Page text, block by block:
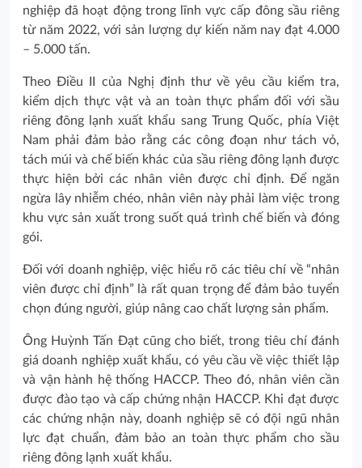
nghiệp đã hoạt động trong lĩnh vực cấp đông sầu riêng
từ năm 2022, với sản lượng dự kiến năm nay đạt 4.000
– 5.000 tấn.
Theo Điều II của Nghị định thư về yêu cầu kiểm tra,
kiểm dịch thực vật và an toàn thực phẩm đối với sầu
riêng đông lạnh xuất khẩu sang Trung Quốc, phía Việt
Nam phải đảm bảo rằng các công đoạn như tách vỏ,
tách múi và chế biến khác của sầu riêng đông lạnh được
thực hiện bởi các nhân viên được chỉ định. Để ngăn
ngừa lây nhiễm chéo, nhân viên này phải làm việc trong
khu vực sản xuất trong suốt quá trình chế biến và đóng
gói.
Đối với doanh nghiệp, việc hiểu rõ các tiêu chí về “nhân
viên được chỉ định” là rất quan trọng để đảm bảo tuyển
chọn đúng người, giúp nâng cao chất lượng sản phẩm.
Ông Huỳnh Tấn Đạt cũng cho biết, trong tiêu chí đánh
giá doanh nghiệp xuất khẩu, có yêu cầu về việc thiết lập
và vận hành hệ thống HACCP. Theo đó, nhân viên cần
được đào tạo và cấp chứng nhận HACCP. Khi đạt được
các chứng nhận này, doanh nghiệp sẽ có đội ngũ nhân
lực đạt chuẩn, đảm bảo an toàn thực phẩm cho sầu
riêng đông lạnh xuất khẩu.